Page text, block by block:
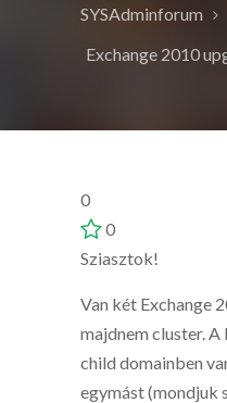
SYSAdminforum
Exchange 2010
0
0
Sziasztok!
Van két Exchange
majdnem cluster.
child domainben
egymást (mondjuk